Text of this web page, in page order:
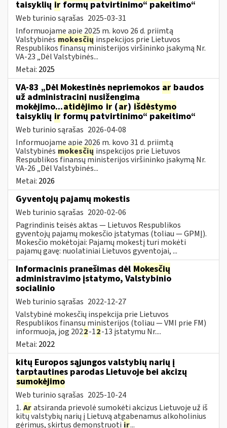
taisyklių ir formų patvirtinimo“ pakeitimo“
Web turinio sąrašas 2025-03-31
Informuojame apie 2025 m. kovo 26 d. priimtą
Valstybinės mokesčių inspekcijos prie Lietuvos
Respublikos finansų ministerijos viršininko įsakymą Nr.
VA-23 „Dėl Valstybinės...
Metai: 2025
VA-83 „Dėl Mokestinės nepriemokos ar baudos
už administracinį nusižengimą
mokėjimo...atidėjimo ir (ar) išdėstymo
taisyklių ir formų patvirtinimo“ pakeitimo“
Web turinio sąrašas 2026-04-08
Informuojame apie 2026 m. kovo 31 d. priimtą
Valstybinės mokesčių inspekcijos prie Lietuvos
Respublikos finansų ministerijos viršininko įsakymą Nr.
VA-26 „Dėl Valstybinės...
Metai: 2026
Gyventojų pajamų mokestis
Web turinio sąrašas 2020-02-06
Pagrindinis teisės aktas — Lietuvos Respublikos
gyventojų pajamų mokesčio įstatymas (toliau — GPMĮ).
Mokesčio mokėtojai: Pajamų mokestį turi mokėti
pajamų gavę: nuolatiniai Lietuvos gyventojai, ...
Informacinis pranešimas dėl Mokesčių
administravimo įstatymo, Valstybinio
socialinio
Web turinio sąrašas 2022-12-27
Valstybinė mokesčių inspekcija prie Lietuvos
Respublikos finansų ministerijos (toliau — VMI prie FM)
informuoja, jog 2022-12-13 įstatymu Nr....
Metai: 2022
kitų Europos sąjungos valstybių narių į
tarptautines parodas Lietuvoje bei akcizų
sumokėjimo
Web turinio sąrašas 2025-10-24
1. Aratsiranda prievolė sumokėti akcizus Lietuvoje už iš
kitų valstybių narių į Lietuvą atgabenamus alkoholinius
gėrimus, skirtus demonstruoti ir...